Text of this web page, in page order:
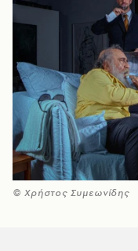
© Χρήστος Συμεωνίδης